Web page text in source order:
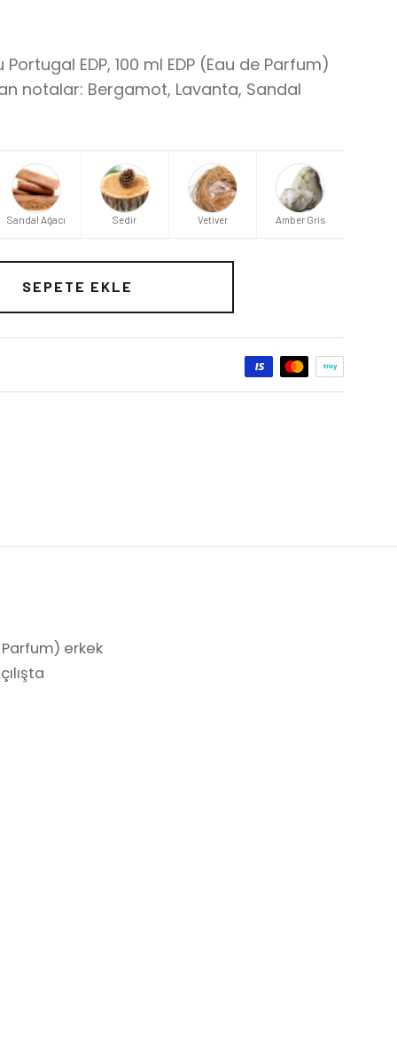
EDP, 100 ml EDP (Eau de Parfum)
notalar: Bergamot, Lavanta, Sandal
Sandal Ağacı Sedir Vetiver Amber Gris
SEPETE EKLE
Parfum) erkek